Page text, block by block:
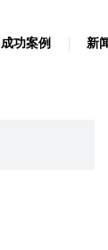
成功案例 新